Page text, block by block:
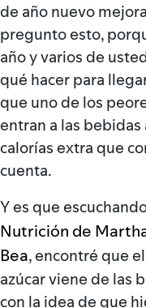
de año nuevo
pregunto esto,
año y varios de
qué hacer para
que uno de los
entran a las
calorías extra que
cuenta.
Y es que
Nutrición de
Bea, encontré que
azúcar viene de las
con la idea de que